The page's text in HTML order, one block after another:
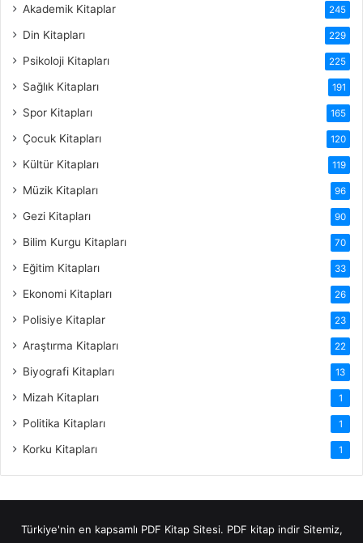
Akademik Kitaplar 245
Din Kitapları 229
Psikoloji Kitapları 225
Sağlık Kitapları 191
Spor Kitapları 165
Çocuk Kitapları 120
Kültür Kitapları 119
Müzik Kitapları 96
Gezi Kitapları 90
Bilim Kurgu Kitapları 70
Eğitim Kitapları 33
Ekonomi Kitapları 26
Polisiye Kitaplar 23
Araştırma Kitapları 22
Biyografi Kitapları 13
Mizah Kitapları 1
Politika Kitapları 1
Korku Kitapları 1
Türkiye'nin en kapsamlı PDF Kitap Sitesi. PDF kitap indirSitemiz,